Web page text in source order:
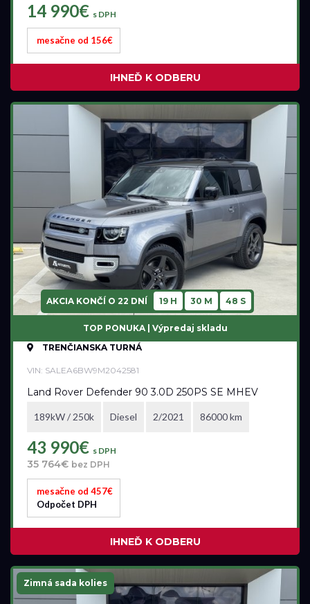
14 990€ s DPH
mesačne od 156€
IHNEĎ K ODBERU
AKCIA KONČÍ O 22 DNÍ 19 H 30 M 47 S
TOP PONUKA | Výpredaj skladu
TRENČIANSKA TURNÁ
VIN: SALEA6BW9M2042581
Land Rover Defender 90 3.0D 250PS SE MHEV
189kW / 250k Diesel 2/2021 86000 km
43 990€ s DPH
35 764€ bez DPH
mesačne od 457€
Odpočet DPH
IHNEĎ K ODBERU
Zimná sada kolies